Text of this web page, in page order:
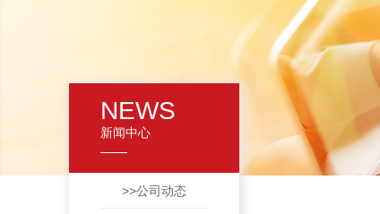
NEWS
新闻中心
>>公司动态